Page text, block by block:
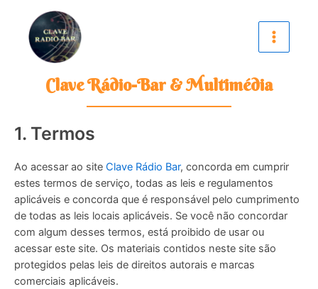
content
Menu
Clave Rádio-Bar & Multimédia
1. Termos
Ao acessar ao site Clave Rádio Bar, concorda em cumprir
estes termos de serviço, todas as leis e regulamentos
aplicáveis ​​e concorda que é responsável pelo cumprimento
de todas as leis locais aplicáveis. Se você não concordar
com algum desses termos, está proibido de usar ou
acessar este site. Os materiais contidos neste site são
protegidos pelas leis de direitos autorais e marcas
comerciais aplicáveis.